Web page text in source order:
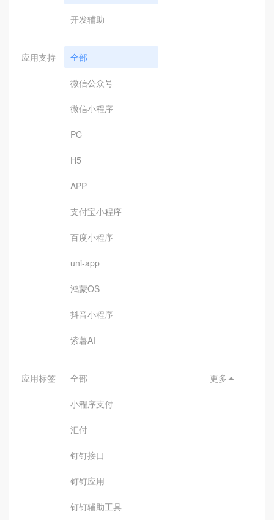
开发辅助
应用支持 全部
微信公众号
微信小程序
PC
H5
APP
支付宝小程序
百度小程序
uni-app
鸿蒙OS
抖音小程序
紫薯AI
应用标签 全部
小程序支付
汇付
钉钉接口
钉钉应用
钉钉辅助工具
更多 